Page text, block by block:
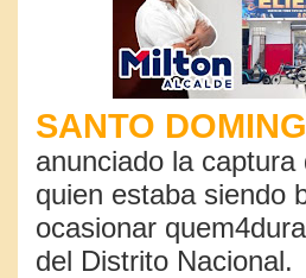
SANTO
anunciado la captura
quien estaba siendo
ocasionar
del Distrito Nacional.